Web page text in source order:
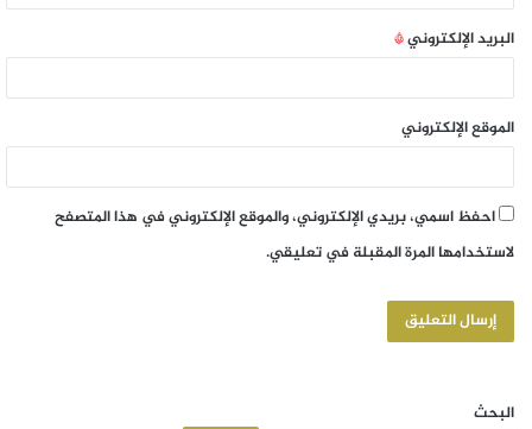
البريد الإلكتروني*
الموقع الإلكتروني
احفظ اسمي، بريدي الإلكتروني، والموقع الإلكتروني في هذا المتصفح
لاستخدامها المرة المقبلة في تعليقي.
البحث